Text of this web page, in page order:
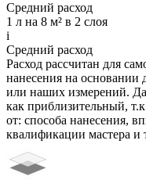
Средний расход
1 л на 8 м² в 2 слоя
i
Средний расход
Расход рассчитан для
нанесения на основании
или наших измерений.
как приблизительный,
от: способа нанесения,
квалификации мастера и